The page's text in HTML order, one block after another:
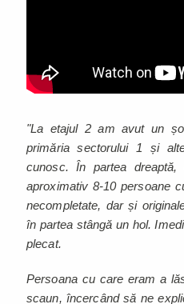
"La etajul 2 am avut un
primăria sectorului 1 și
cunosc. În partea
aproximativ 8-10 persoane
necompletate, dar și
în partea stângă un hol.
plecat.
Persoana cu care eram a
scaun, încercând să ne